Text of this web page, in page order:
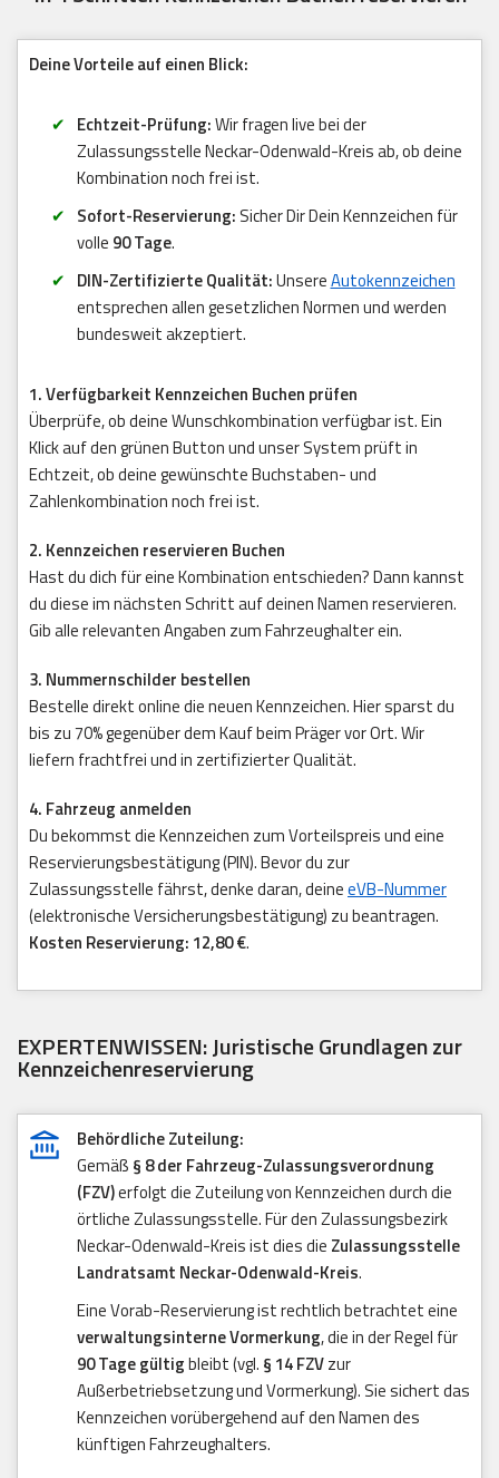
Deine Vorteile auf einen Blick:
Echtzeit-Prüfung:Wir fragen live bei der
Zulassungsstelle Neckar-Odenwald-Kreis ab, ob deine
Kombination noch frei ist.
Sofort-Reservierung: Sicher Dir Dein Kennzeichen für
volle 90 Tage.
DIN-Zertifizierte Qualität:UnsereAutokennzeichen
entsprechen allen gesetzlichen Normen und werden
bundesweit akzeptiert.
1. Verfügbarkeit Kennzeichen Buchen prüfen
Überprüfe, ob deine Wunschkombination verfügbar ist. Ein
Klick auf den grünen Button und unser System prüft in
Echtzeit, ob deine gewünschte Buchstaben- und
Zahlenkombination noch frei ist.
2. Kennzeichen reservieren Buchen
Hast du dich für eine Kombination entschieden? Dann kannst
du diese im nächsten Schritt auf deinen Namen reservieren.
Gib alle relevanten Angaben zum Fahrzeughalter ein.
3. Nummernschilder bestellen
Bestelle direkt online die neuen Kennzeichen. Hier sparst du
bis zu 70% gegenüber dem Kauf beim Präger vor Ort. Wir
liefern frachtfrei und in zertifizierter Qualität.
4. Fahrzeug anmelden
Du bekommst die Kennzeichen zum Vorteilspreis und eine
Reservierungsbestätigung (PIN). Bevor du zur
Zulassungsstelle fährst, denke daran, deineeVB-Nummer
(elektronische Versicherungsbestätigung) zu beantragen.
Kosten Reservierung: 12,80 €.
EXPERTENWISSEN: Juristische Grundlagen zur
Kennzeichenreservierung
Behördliche Zuteilung:
Gemäß § 8 der Fahrzeug-Zulassungsverordnung
(FZV)erfolgt die Zuteilung von Kennzeichen durch die
örtliche Zulassungsstelle. Für den Zulassungsbezirk
Neckar-Odenwald-Kreis ist dies die Zulassungsstelle
Landratsamt Neckar-Odenwald-Kreis.
Eine Vorab-Reservierung ist rechtlich betrachtet eine
verwaltungsinterne Vormerkung, die in der Regel für
90 Tage gültigbleibt (vgl. § 14 FZVzur
Außerbetriebsetzung und Vormerkung). Sie sichert das
Kennzeichen vorübergehend auf den Namen des
künftigen Fahrzeughalters.